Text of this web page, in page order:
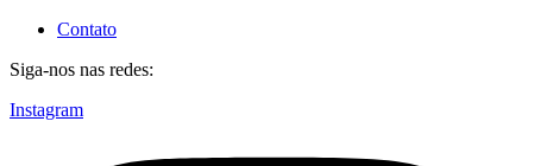
Contato
Siga-nos nas redes:
Instagram